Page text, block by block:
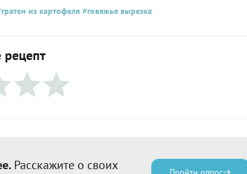
из картофеля #говяжья вырезка
Расскажите о своих